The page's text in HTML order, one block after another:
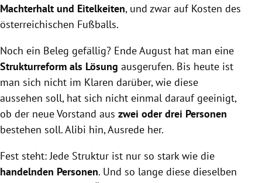
Machterhalt und Eitelkeiten, und zwar auf Kosten des
österreichischen Fußballs.
Noch ein Beleg gefällig? Ende August hat man eine
Strukturreform als Lösung ausgerufen. Bis heute ist
man sich nicht im Klaren darüber, wie diese
aussehen soll, hat sich nicht einmal darauf geeinigt,
ob der neue Vorstand aus zwei oder drei Personen
bestehen soll. Alibi hin, Ausrede her.
Fest steht: Jede Struktur ist nur so stark wie die
handelnden Personen. Und so lange diese dieselben